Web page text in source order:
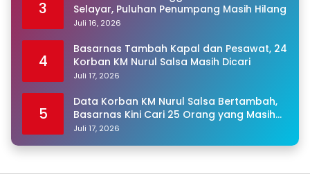
3
Selayar, Puluhan Penumpang Masih Hilang
Juli 16, 2026
4
Basarnas Tambah Kapal dan Pesawat, 24
Korban KM Nurul Salsa Masih Dicari
Juli 17, 2026
5
Data Korban KM Nurul Salsa Bertambah,
Basarnas Kini Cari 25 Orang yang Masih
Hilang
Juli 17, 2026